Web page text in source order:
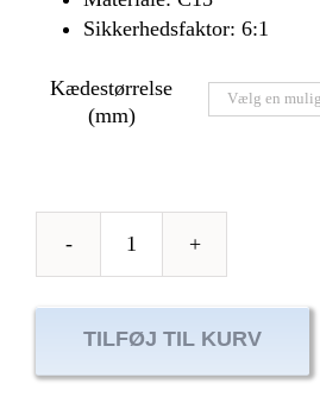
Sikkerhedsfaktor: 6:1
Kædestørrelse
(mm)
Øjemøtrik
TILFØJ TIL KURV